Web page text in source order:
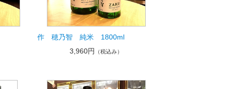
作 穂乃智 純米 1800ml
3,960円
（税込み）